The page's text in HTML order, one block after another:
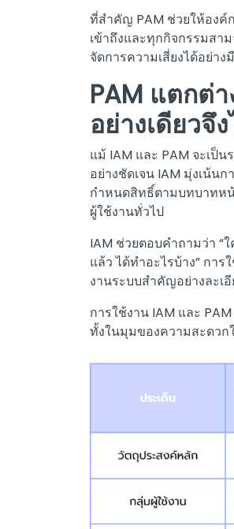
ที่สำคัญ PAM ช่วยให้องค์
เข้าถึงและทุกกิจกรรมสา
จัดการความเสี่ยงได้อย่า
PAM แตกต่า
อย่างเดียวจึ
แม้ IAM และ PAM จะเป็
อย่างชัดเจน IAM มุ่งเน้น
กำหนดสิทธิ์ตามบทบาทห
ผู้ใช้งานทั่วไป
IAM ช่วยตอบคำถามว่า “
แล้ว ได้ทำอะไรบ้าง” กา
งานระบบสำคัญอย่างละเ
การใช้งาน IAM และ
ทั้งในมุมของความสะดว